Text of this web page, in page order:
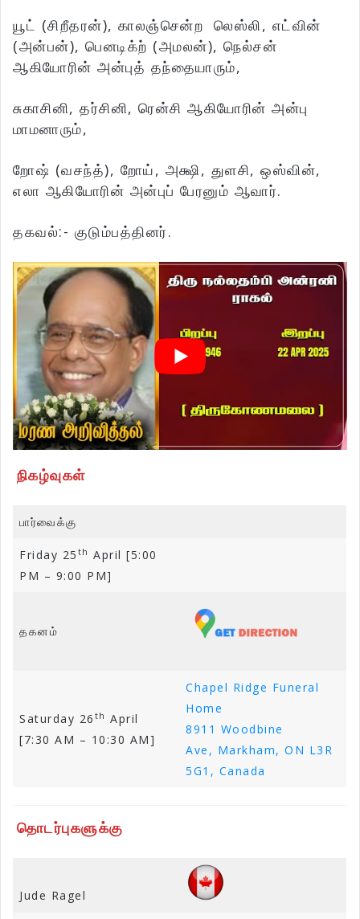
யூட் (சிறீதரன்), காலஞ்சென்ற லெஸ்லி, எட்வின்
(அன்பன்), பெனடிக்ற் (அமலன்), நெல்சன்
ஆகியோரின் அன்புத் தந்தையாரும்,
சுகாசினி, தர்சினி, ரென்சி ஆகியோரின் அன்பு
மாமனாரும்,
றோஷ் (வசந்த்), றோய், அக்ஷி, துளசி, ஒஸ்வின்,
எலா ஆகியோரின் அன்புப் பேரனும் ஆவார்.
தகவல்:- குடும்பத்தினர்.
நிகழ்வுகள்
பார்வைக்கு
Friday 25 th April [5:00
PM – 9:00 PM]
தகனம்
Saturday 26 th April
[7:30 AM – 10:30 AM]
Chapel Ridge Funeral
Home
8911 Woodbine
Ave, Markham, ON L3R
5G1, Canada
தொடர்புகளுக்கு
Jude Ragel